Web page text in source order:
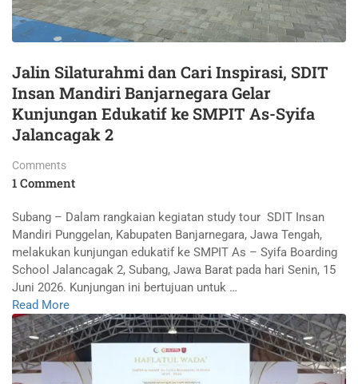
Jalin Silaturahmi dan Cari Inspirasi, SDIT
Insan Mandiri Banjarnegara Gelar
Kunjungan Edukatif ke SMPIT As-Syifa
Jalancagak 2
Comments
1 Comment
Subang – Dalam rangkaian kegiatan study tour SDIT Insan
Mandiri Punggelan, Kabupaten Banjarnegara, Jawa Tengah,
melakukan kunjungan edukatif ke SMPIT As – Syifa Boarding
School Jalancagak 2, Subang, Jawa Barat pada hari Senin, 15
Juni 2026. Kunjungan ini bertujuan untuk …
Read More